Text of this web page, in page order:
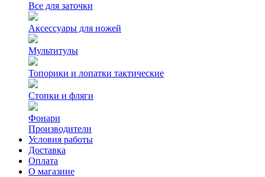
Все для заточки
Аксессуары для ножей
Мультитулы
Топорики и лопатки тактические
Стопки и фляги
Фонари
Производители
Условия работы
Доставка
Оплата
О магазине